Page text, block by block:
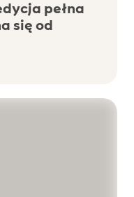
pełna
się od